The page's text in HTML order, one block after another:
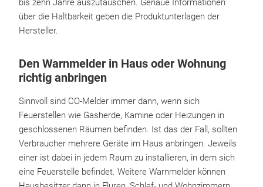
bis zehn Jahre auszutauschen. Genaue Informationen
über die Haltbarkeit geben die Produktunterlagen der
Hersteller.
Den Warnmelder in Haus oder Wohnung
richtig anbringen
Sinnvoll sind CO-Melder immer dann, wenn sich
Feuerstellen wie Gasherde, Kamine oder Heizungen in
geschlossenen Räumen befinden. Ist das der Fall, sollten
Verbraucher mehrere Geräte im Haus anbringen. Jeweils
einer ist dabei in jedem Raum zu installieren, in dem sich
eine Feuerstelle befindet. Weitere Warnmelder können